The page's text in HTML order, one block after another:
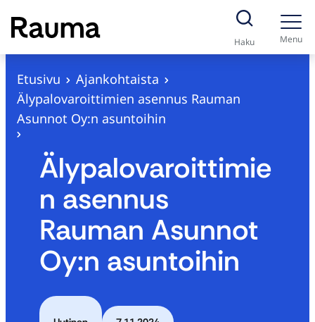
S
i
Haku Menu
Etusivu
Ajankohtaista
Älypalovaroittimien asennus Rauman
Asunnot Oy:n asuntoihin
Älypalovaroittimie
n asennus
Rauman Asunnot
Oy:n asuntoihin